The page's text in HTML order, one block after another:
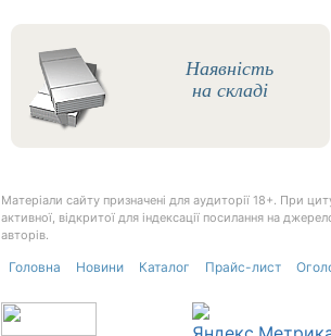
Наявність
на складі
Матеріали сайту призначені для аудиторії 18+. При
активної, відкритої для індексації посилання на
авторів.
Головна Новини Каталог Прайс-лист